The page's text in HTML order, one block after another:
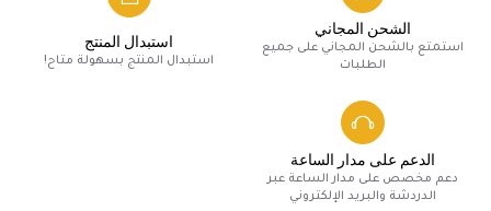
الشحن المجاني
استمتع بالشحن المجاني على جميع
الطلبات
استبدال المنتج
استبدال المنتج بسهولة متاح!
الدعم على مدار الساعة
دعم مخصص على مدار الساعة عبر
الدردشة والبريد الإلكتروني